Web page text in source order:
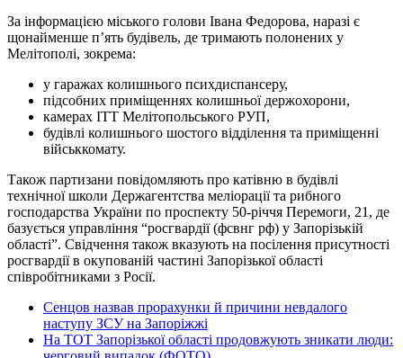
За інформацією міського голови Івана Федорова, наразі є
щонайменше п’ять будівель, де тримають полонених у
Мелітополі, зокрема:
у гаражах колишнього психдиспансеру,
підсобних приміщеннях колишньої держохорони,
камерах ІТТ Мелітопольського РУП,
будівлі колишнього шостого відділення та приміщенні
військкомату.
Також партизани повідомляють про катівню в будівлі
технічної школи Держагентства меліорації та рибного
господарства України по проспекту 50-річчя Перемоги, 21, де
базується управління “росгвардії (фсвнг рф) у Запорізькій
області”. Свідчення також вказують на посілення присутності
росгвардії в окупованій частині Запорізької області
співробітниками з Росії.
Сенцов назвав прорахунки й причини невдалого
наступу ЗСУ на Запоріжжі
На ТОТ Запорізької області продовжують зникати люди: